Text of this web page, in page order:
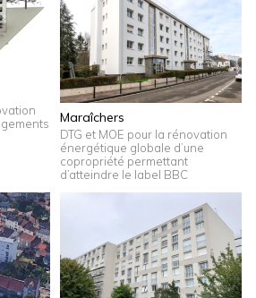
Maraîchers
DTG et MOE pour la rénovation
énergétique globale d’une
copropriété permettant
d’atteindre le label BBC